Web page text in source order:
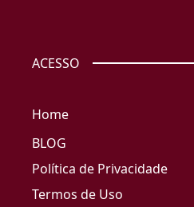
ACESSO
Home
BLOG
Política de Privacidade
Termos de Uso